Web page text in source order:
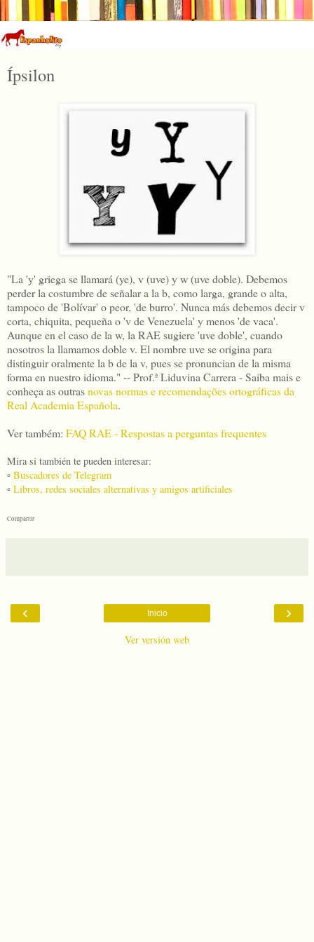
Ípsilon
"La 'y' griega se llamará (ye), v (uve) y w (uve doble). Debemos
perder la costumbre de señalar a la b, como larga, grande o alta,
tampoco de 'Bolívar' o peor, 'de burro'. Nunca más debemos decir v
corta, chiquita, pequeña o 'v de Venezuela' y menos 'de vaca'.
Aunque en el caso de la w, la RAE sugiere 'uve doble', cuando
nosotros la llamamos doble v. El nombre uve se origina para
distinguir oralmente la b de la v, pues se pronuncian de la misma
forma en nuestro idioma." -- Prof.ª Liduvina Carrera - Saiba mais e
conheça as outrasnovas normas e recomendações ortográficas da
Real Academia Española.
Ver também: FAQ RAE - Respostas a perguntas frequentes
Mira si también te pueden interesar:
▫️ Buscadores de Telegram
▫️ Libros, redes sociales alternativas y amigos artificiales
Compartir
‹ ›
Inicio
Ver versión web